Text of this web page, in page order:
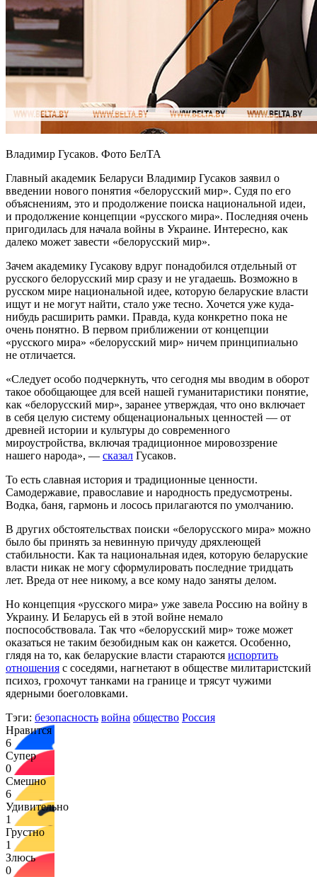
Владимир Гусаков. Фото БелТА
Главный академик Беларуси Владимир Гусаков заявил о
введении нового понятия «белорусский мир». Судя по его
объяснениям, это и продолжение поиска национальной идеи,
и продолжение концепции «русского мира». Последняя очень
пригодилась для начала войны в Украине. Интересно, как
далеко может завести «белорусский мир».
Зачем академику Гусакову вдруг понадобился отдельный от
русского белорусский мир сразу и не угадаешь. Возможно в
русском мире национальной идее, которую беларуские власти
ищут и не могут найти, стало уже тесно. Хочется уже куда-
нибудь расширить рамки. Правда, куда конкретно пока не
очень понятно. В первом приближении от концепции
«русского мира» «белорусский мир» ничем принципиально
не отличается.
«Следует особо подчеркнуть, что сегодня мы вводим в оборот
такое обобщающее для всей нашей гуманитаристики понятие,
как «белорусский мир», заранее утверждая, что оно включает
в себя целую систему общенациональных ценностей — от
древней истории и культуры до современного
мироустройства, включая традиционное мировоззрение
нашего народа», — сказал Гусаков.
То есть славная история и традиционные ценности.
Самодержавие, православие и народность предусмотрены.
Водка, баня, гармонь и лосось прилагаются по умолчанию.
В других обстоятельствах поиски «белорусского мира» можно
было бы принять за невинную причуду дряхлеющей
стабильности. Как та национальная идея, которую беларуские
власти никак не могу сформулировать последние тридцать
лет. Вреда от нее никому, а все кому надо заняты делом.
Но концепция «русского мира» уже завела Россию на войну в
Украину. И Беларусь ей в этой войне немало
поспособствовала. Так что «белорусский мир» тоже может
оказаться не таким безобидным как он кажется. Особенно,
глядя на то, как беларуские власти стараются испортить
отношения с соседями, нагнетают в обществе милитаристский
психоз, грохочут танками на границе и трясут чужими
ядерными боеголовками.
Тэги: безопасность война общество Россия
Нравится
6
Супер
0
Смешно
6
Удивительно
1
Грустно
1
Злюсь
0